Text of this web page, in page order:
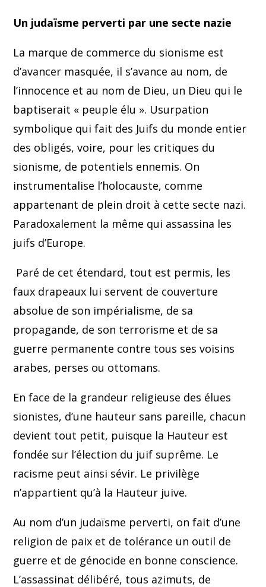
Un judaïsme perverti par une secte nazie
La marque de commerce du sionisme est
d’avancer masquée, il s’avance au nom, de
l’innocence et au nom de Dieu, un Dieu qui le
baptiserait « peuple élu ». Usurpation
symbolique qui fait des Juifs du monde entier
des obligés, voire, pour les critiques du
sionisme, de potentiels ennemis. On
instrumentalise l’holocauste, comme
appartenant de plein droit à cette secte nazi.
Paradoxalement la même qui assassina les
juifs d’Europe.
Paré de cet étendard, tout est permis, les
faux drapeaux lui servent de couverture
absolue de son impérialisme, de sa
propagande, de son terrorisme et de sa
guerre permanente contre tous ses voisins
arabes, perses ou ottomans.
En face de la grandeur religieuse des élues
sionistes, d’une hauteur sans pareille, chacun
devient tout petit, puisque la Hauteur est
fondée sur l’élection du juif suprême. Le
racisme peut ainsi sévir. Le privilège
n’appartient qu’à la Hauteur juive.
Au nom d’un judaïsme perverti, on fait d’une
religion de paix et de tolérance un outil de
guerre et de génocide en bonne conscience.
L’assassinat délibéré, tous azimuts, de